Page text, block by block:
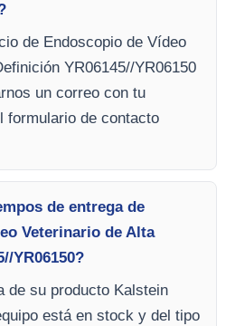
de Endoscopio de Vídeo
YR06145//YR06150
un correo con tu
formulario de contacto
de entrega de
Veterinario de Alta
YR06150?
de su producto Kalstein
está en stock y del tipo